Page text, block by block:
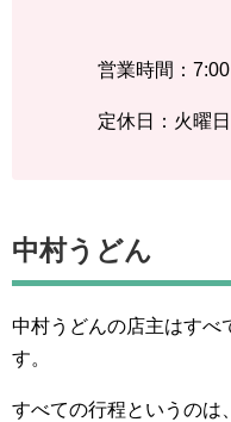
営業時間：
定休日：火曜日
中村うどん
中村うどんの店主はすべ
す。
すべての行程というの